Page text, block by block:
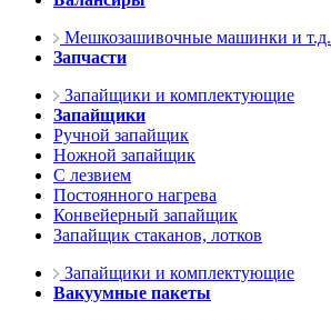
Мешкозашивочные машинки и т.д.
Запчасти
Запайщики и комплектующие
Запайщики
Ручной запайщик
Ножной запайщик
С лезвием
Постоянного нагрева
Конвейерный запайщик
Запайщик стаканов, лотков
Запайщики и комплектующие
Вакуумные пакеты